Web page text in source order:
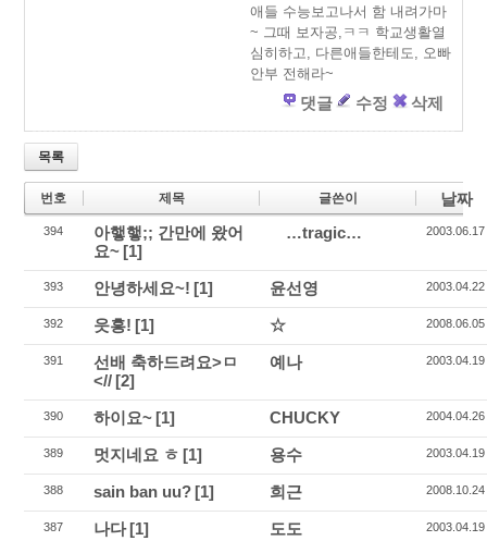
애들 수능보고나서 함 내려가마
~ 그때 보자공,ㅋㅋ 학교생활열
심히하고, 다른애들한테도, 오빠
안부 전해라~
댓글 수정 삭제
목록
번호 제목 글쓴이 날짜
394
아햏햏;; 간만에 왔어
요~ [1]
…tragic… 2003.06.17
393 안녕하세요~! [1] 윤선영 2003.04.22
392 읏흥! [1] ☆ 2008.06.05
391
선배 축하드려요>ㅁ
<// [2]
예나 2003.04.19
390 하이요~ [1] CHUCKY 2004.04.26
389 멋지네요 ㅎ [1] 용수 2003.04.19
388 sain ban uu? [1] 희근 2008.10.24
387 나다[1] 도도 2003.04.19